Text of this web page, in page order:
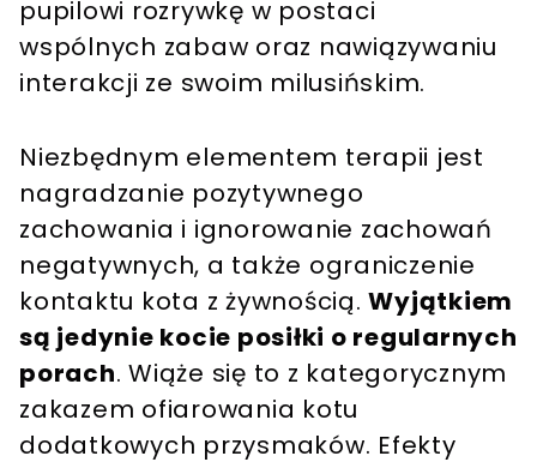
pupilowi rozrywkę w postaci
wspólnych zabaw oraz nawiązywaniu
interakcji ze swoim milusińskim.
Niezbędnym elementem terapii jest
nagradzanie pozytywnego
zachowania i ignorowanie zachowań
negatywnych, a także ograniczenie
kontaktu kota z żywnością.Wyjątkiem
są jedynie kocie posiłki o regularnych
porach. Wiąże się to z kategorycznym
zakazem ofiarowania kotu
dodatkowych przysmaków. Efekty